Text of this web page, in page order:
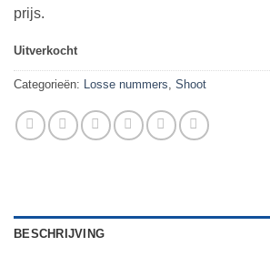
prijs.
Uitverkocht
Categorieën: Losse nummers, Shoot
BESCHRIJVING